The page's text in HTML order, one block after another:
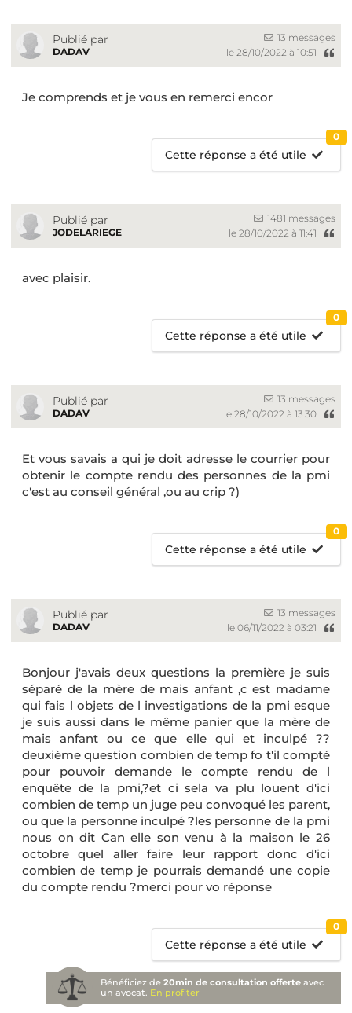
Publié par
DADAV
13 messages
le 28/10/2022 à 10:51
Je comprends et je vous en remerci encor
Cette réponse a été utile
0
Publié par
JODELARIEGE
1481 messages
le 28/10/2022 à 11:41
avec plaisir.
Cette réponse a été utile
0
Publié par
DADAV
13 messages
le 28/10/2022 à 13:30
Et vous savais a qui je doit adresse le courrier pour
obtenir le compte rendu des personnes de la pmi
c'est au conseil général ,ou au crip ?)
Cette réponse a été utile
0
Publié par
DADAV
13 messages
le 06/11/2022 à 03:21
Bonjour j'avais deux questions la première je suis
séparé de la mère de mais anfant ,c est madame
qui fais l objets de l investigations de la pmi esque
je suis aussi dans le même panier que la mère de
mais anfant ou ce que elle qui et inculpé ??
deuxième question combien de temp fo t'il compté
pour pouvoir demande le compte rendu de l
enquête de la pmi,?et ci sela va plu louent d'ici
combien de temp un juge peu convoqué les parent,
ou que la personne inculpé ?les personne de la pmi
nous on dit Can elle son venu à la maison le 26
octobre quel aller faire leur rapport donc d'ici
combien de temp je pourrais demandé une copie
du compte rendu ?merci pour vo réponse
Cette réponse a été utile
0
Bénéficiez de20min de consultation offerte avec
un avocat. En profiter